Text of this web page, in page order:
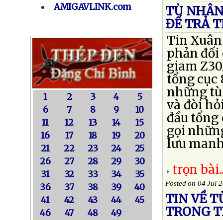
AMIGAVLINK.com
1 2 3 4
5
6
7 8 9
10
11
12 13 14
15
16
17 18 19
20
21
22 23 24
25
26
27 28 29
30
31
32 33 34
35
36
37 38 39
40
41
42 43 44
45
46
47 48 49
TÙ
ĐỂ TRẢ
Tin
phản đối
giam
tổng cục
những tù
và đòi
đầu tổng
gọi
lưu
trọn
Posted on 04 Jul
TIN VỀ
TRONG